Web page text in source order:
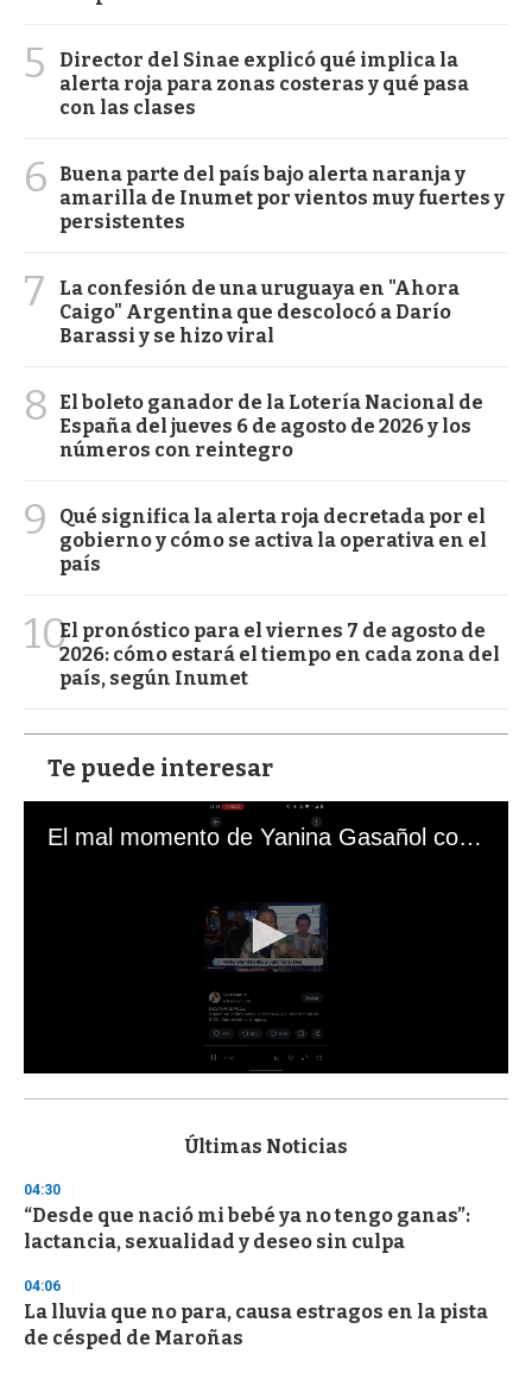
5
Director del Sinae explicó qué implica la
alerta roja para zonas costeras y qué pasa
con las clases
6
Buena parte del país bajo alerta naranja y
amarilla de Inumet por vientos muy fuertes y
persistentes
7
La confesión de una uruguaya en "Ahora
Caigo" Argentina que descolocó a Darío
Barassi y se hizo viral
8
El boleto ganador de la Lotería Nacional de
España del jueves 6 de agosto de 2026 y los
números con reintegro
9
Qué significa la alerta roja decretada por el
gobierno y cómo se activa la operativa en el
país
10El pronóstico para el viernes 7 de agosto de
2026: cómo estará el tiempo en cada zona del
país, según Inumet
Te puede interesar
El mal momento de Yanina Gasañol con un hincha argentino en "Subrayado"
s
d
s
o
f
3
s
e
c
Últimas Noticias
04:30
“Desde que nació mi bebé ya no tengo ganas”:
lactancia, sexualidad y deseo sin culpa
04:06
La lluvia que no para, causa estragos en la pista
de césped de Maroñas